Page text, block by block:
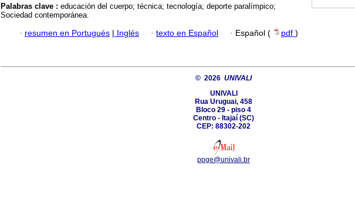
Palabras clave : educación del cuerpo; técnica; tecnología; deporte paralímpico;
Sociedad contemporánea.
· resumen en Portugués | Inglés · texto en Español · Español ( pdf )
© 2026 UNIVALI
UNIVALI
Rua Uruguai, 458
Bloco 29 - piso 4
Centro - Itajaí­ (SC)
CEP: 88302-202
ppge@univali.br